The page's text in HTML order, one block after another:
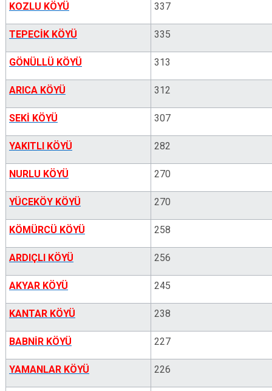
KOZLU KÖYÜ 337
TEPECİK KÖYÜ 335
GÖNÜLLÜ KÖYÜ 313
ARICA KÖYÜ 312
SEKİ KÖYÜ 307
YAKITLI KÖYÜ 282
NURLU KÖYÜ 270
YÜCEKÖY KÖYÜ 270
KÖMÜRCÜ KÖYÜ 258
ARDIÇLI KÖYÜ 256
AKYAR KÖYÜ 245
KANTAR KÖYÜ 238
BABNİR KÖYÜ 227
YAMANLAR KÖYÜ 226